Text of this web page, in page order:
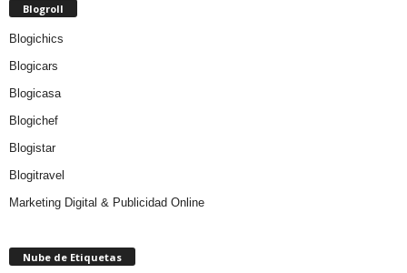
Blogroll
Blogichics
Blogicars
Blogicasa
Blogichef
Blogistar
Blogitravel
Marketing Digital & Publicidad Online
Nube de Etiquetas